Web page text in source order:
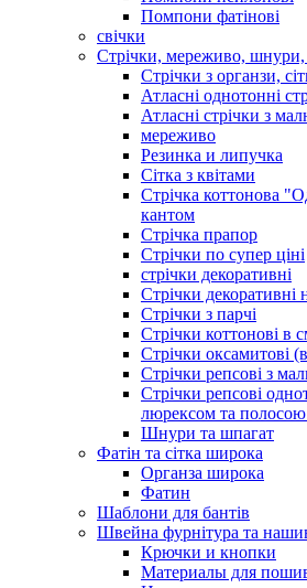
Помпони фатінові
свічки
Стрічки, мереживо, шнури,
Стрічки з органзи,
Атласні однотонні
Атласні стрічки з
мереживо
Резинка и липучка
Сітка з квітами
Стрічка коттонова
кантом
Стрічка прапор
Стрічки по супер ціні
стрічки декоративні
Стрічки декоративні
Стрічки з парчі
Стрічки коттонові в
Стрічки оксамитові
Стрічки репсові з
Стрічки репсові
люрексом та
Шнури та шпагат
Фатін та сітка широка
Органза широка
Фатин
Шаблони для бантів
Швейна фурнітура та
Крючки и кнопки
Материалы для